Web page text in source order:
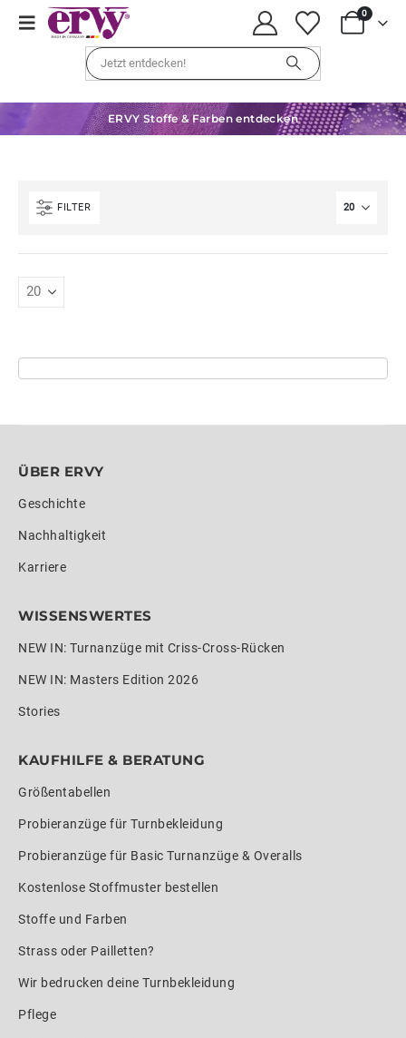
0
ERVY Stoffe & Farben entdecken
FILTER
ÜBER ERVY
Geschichte
Nachhaltigkeit
Karriere
WISSENSWERTES
NEW IN: Turnanzüge mit Criss-Cross-Rücken
NEW IN: Masters Edition 2026
Stories
KAUFHILFE & BERATUNG
Größentabellen
Probieranzüge für Turnbekleidung
Probieranzüge für Basic Turnanzüge & Overalls
Kostenlose Stoffmuster bestellen
Stoffe und Farben
Strass oder Pailletten?
Wir bedrucken deine Turnbekleidung
Pflege